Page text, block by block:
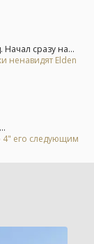
Начал сразу на...
ненавидят Elden
4" его следующим